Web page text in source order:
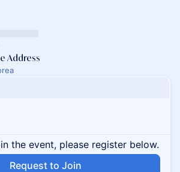
Address
the event, please register below.
Request to Join